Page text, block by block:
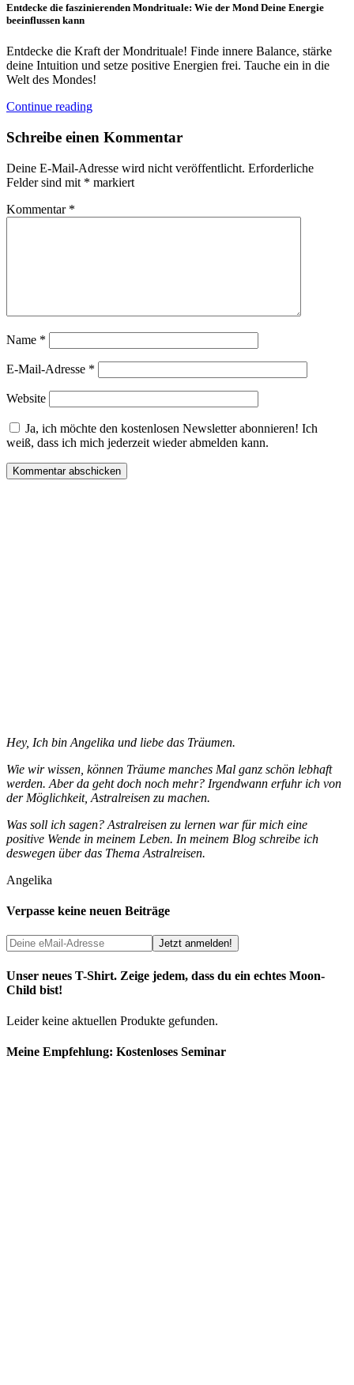
Entdecke die faszinierenden Mondrituale: Wie der Mond Deine Energie
beeinflussen kann
Entdecke die Kraft der Mondrituale! Finde innere Balance, stärke
deine Intuition und setze positive Energien frei. Tauche ein in die
Welt des Mondes!
Continue reading
Schreibe einen Kommentar
Deine E-Mail-Adresse wird nicht veröffentlicht. Erforderliche
Felder sind mit * markiert
Kommentar *
Name *
E-Mail-Adresse *
Website
Ja, ich möchte den kostenlosen Newsletter abonnieren! Ich
weiß, dass ich mich jederzeit wieder abmelden kann.
Hey, Ich bin Angelika und liebe das Träumen.
Wie wir wissen, können Träume manches Mal ganz schön lebhaft
werden. Aber da geht doch noch mehr? Irgendwann erfuhr ich von
der Möglichkeit, Astralreisen zu machen.
Was soll ich sagen? Astralreisen zu lernen war für mich eine
positive Wende in meinem Leben. In meinem Blog schreibe ich
deswegen über das Thema Astralreisen.
Angelika
Verpasse keine neuen Beiträge
Unser neues T-Shirt. Zeige jedem, dass du ein echtes Moon-
Child bist!
Leider keine aktuellen Produkte gefunden.
Meine Empfehlung: Kostenloses Seminar